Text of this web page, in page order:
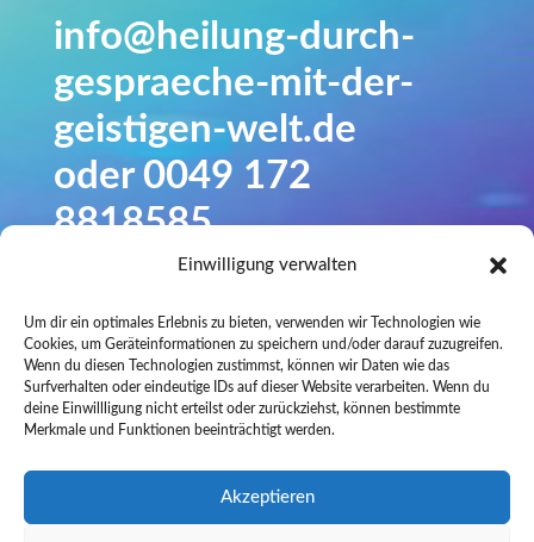
Einwilligung verwalten
Um dir ein optimales Erlebnis zu bieten, verwenden wir Technologien wie
Cookies, um Geräteinformationen zu speichern und/oder darauf zuzugreifen.
Wenn du diesen Technologien zustimmst, können wir Daten wie das
Surfverhalten oder eindeutige IDs auf dieser Website verarbeiten. Wenn du
deine Einwillligung nicht erteilst oder zurückziehst, können bestimmte
Merkmale und Funktionen beeinträchtigt werden.
Akzeptieren
info@heilung-durch-
gespraeche-mit-der-
geistigen-welt.de
oder 0049 172
8818585.
Sie sind jederzeit
willkommen!
Unsere Arbeit ist
ehrenamtlich.